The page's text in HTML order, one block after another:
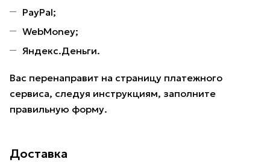
PayPal;
WebMoney;
Яндекс.Деньги.
Вас перенаправит на страницу платежного
сервиса, следуя инструкциям, заполните
правильную форму.
Доставка